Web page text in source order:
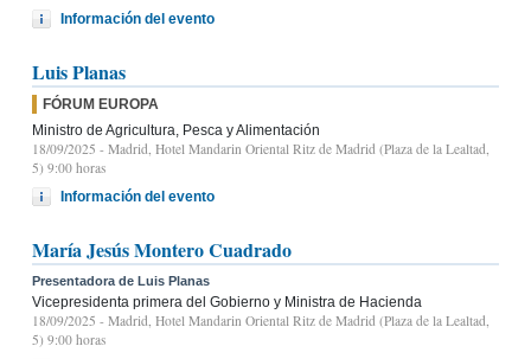
Información del evento
Luis Planas
FÓRUM EUROPA
Ministro de Agricultura, Pesca y Alimentación
18/09/2025 - Madrid, Hotel Mandarin Oriental Ritz de Madrid (Plaza de la Lealtad,
5) 9:00 horas
Información del evento
María Jesús Montero Cuadrado
Presentadora de Luis Planas
Vicepresidenta primera del Gobierno y Ministra de Hacienda
18/09/2025 - Madrid, Hotel Mandarin Oriental Ritz de Madrid (Plaza de la Lealtad,
5) 9:00 horas